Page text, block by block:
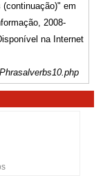
em
2008-
na Internet